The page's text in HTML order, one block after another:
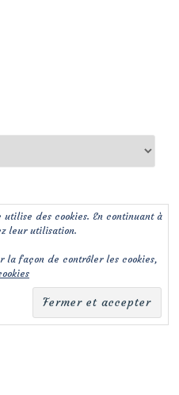
des cookies. En continuant à
leur utilisation.
la façon de contrôler les cookies,